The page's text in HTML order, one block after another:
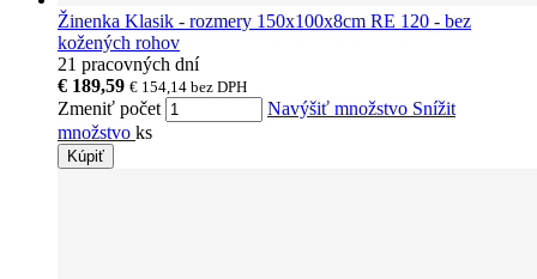
Žinenka Klasik - rozmery 150x100x8cm RE 120 - bez
kožených rohov
21 pracovných dní
€ 189,59 € 154,14 bez DPH
Zmeniť počet Navýšiť množstvo Snížit
množstvo ks
Kúpiť